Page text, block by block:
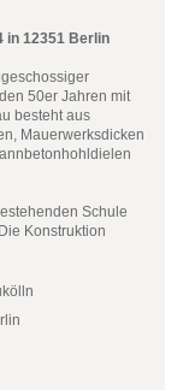
in 12351 Berlin
50er Jahren mit
besteht aus
Mauerwerksdicken
Schule
Konstruktion